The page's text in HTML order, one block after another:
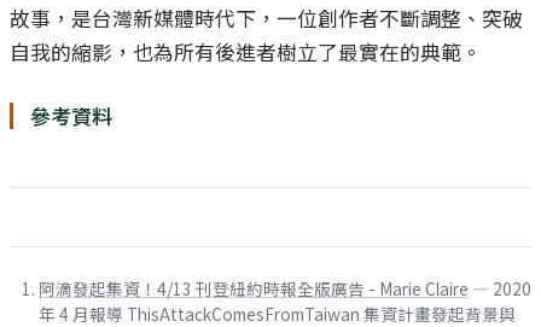
故事，是台灣新媒體時代下，一位創作者不斷調整、突破
自我的縮影，也為所有後進者樹立了最實在的典範。
參考資料
阿滴發起集資！4/13 刊登紐約時報全版廣告 - Marie Claire — 2020
年 4 月報導 ThisAttackComesFromTaiwan 集資計畫發起背景與